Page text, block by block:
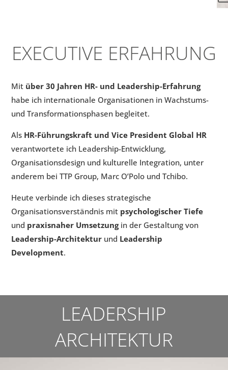
EXECUTIVE ERFAHRUNG
Mit über 30 Jahren HR- und Leadership-Erfahrung
habe ich internationale Organisa­tionen in Wachstums-
und Trans­for­ma­tions­phasen begleitet.
Als HR-Führungskraft und Vice President Global HR
verantwortete ich Leadership-Entwicklung,
Organisationsdesign und kul­turelle Integration, unter
anderem bei TTP Group, Marc O’Polo und Tchibo.
Heute verbinde ich dieses strategische
Organisationsverständnis mit psycho­lo­gischer Tiefe
und praxisnaher Um­set­zungin der Gestaltung von
Leadership-Architektur und Leadership
Development.
LEADERSHIP
ARCHITEKTUR